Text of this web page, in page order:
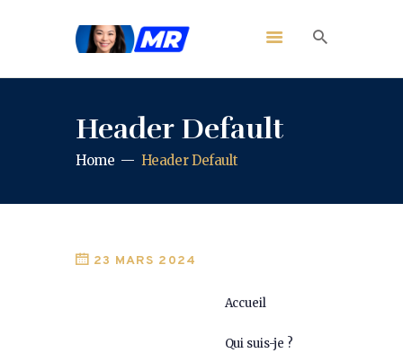
Header Default
Home Header Default
23 MARS 2024
Accueil
Qui suis-je ?